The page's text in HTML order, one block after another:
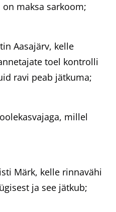
maksa sarkoom;
Aasajärv, kelle
toel kontrolli
ravi peab jätkuma;
millel
Märk, kelle rinnavähi
ja see jätkub;